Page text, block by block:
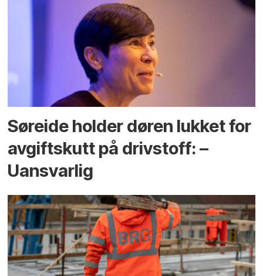
Søreide holder døren lukket for
avgiftskutt på drivstoff: –
Uansvarlig